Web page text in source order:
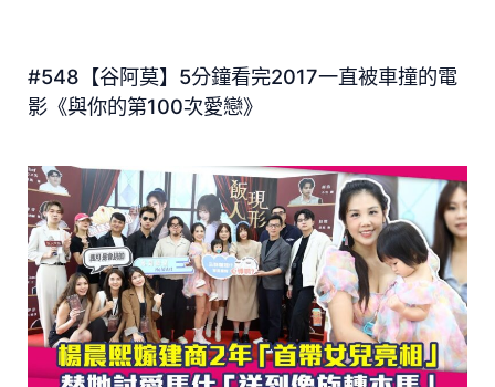
#548【谷阿莫】5分鐘看完2017一直被車撞的電
影《與你的第100次愛戀》